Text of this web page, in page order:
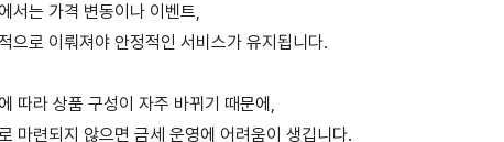
서는 가격 변동이나 이벤트,
으로 이뤄져야 안정적인 서비스가 유지됩니다.
따라 상품 구성이 자주 바뀌기 때문에,
마련되지 않으면 금세 운영에 어려움이 생깁니다.